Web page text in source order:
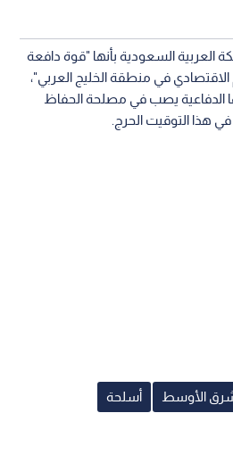
العربية السعودية بأنها "قوة دافعة
في منطقة الخليج العربي"،
الدفاعية يصب في مصلحة الحفاظ
في هذا التوقيت الحرج.
الأوسط أسلحة